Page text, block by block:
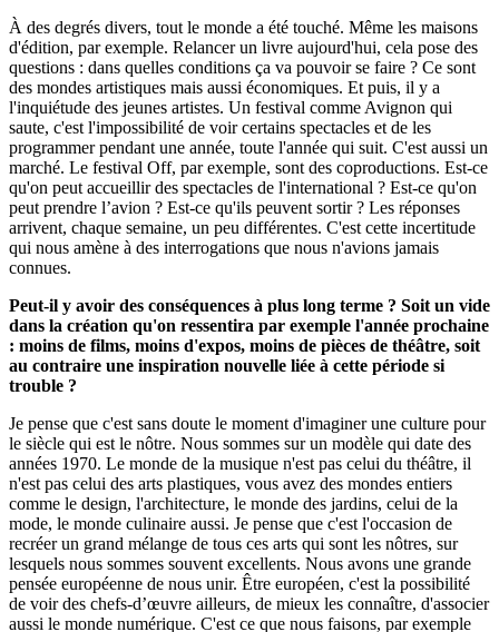
À des degrés divers, tout le monde a été touché. Même les maisons
d'édition, par exemple. Relancer un livre aujourd'hui, cela pose des
questions : dans quelles conditions ça va pouvoir se faire ? Ce sont
des mondes artistiques mais aussi économiques. Et puis, il y a
l'inquiétude des jeunes artistes. Un festival comme Avignon qui
saute, c'est l'impossibilité de voir certains spectacles et de les
programmer pendant une année, toute l'année qui suit. C'est aussi un
marché. Le festival Off, par exemple, sont des coproductions. Est-ce
qu'on peut accueillir des spectacles de l'international ? Est-ce qu'on
peut prendre l’avion ? Est-ce qu'ils peuvent sortir ? Les réponses
arrivent, chaque semaine, un peu différentes. C'est cette incertitude
qui nous amène à des interrogations que nous n'avions jamais
connues.
Peut-il y avoir des conséquences à plus long terme ? Soit un vide
dans la création qu'on ressentira par exemple l'année prochaine
: moins de films, moins d'expos, moins de pièces de théâtre, soit
au contraire une inspiration nouvelle liée à cette période si
trouble ?
Je pense que c'est sans doute le moment d'imaginer une culture pour
le siècle qui est le nôtre. Nous sommes sur un modèle qui date des
années 1970. Le monde de la musique n'est pas celui du théâtre, il
n'est pas celui des arts plastiques, vous avez des mondes entiers
comme le design, l'architecture, le monde des jardins, celui de la
mode, le monde culinaire aussi. Je pense que c'est l'occasion de
recréer un grand mélange de tous ces arts qui sont les nôtres, sur
lesquels nous sommes souvent excellents. Nous avons une grande
pensée européenne de nous unir. Être européen, c'est la possibilité
de voir des chefs-d’œuvre ailleurs, de mieux les connaître, d'associer
aussi le monde numérique. C'est ce que nous faisons, par exemple